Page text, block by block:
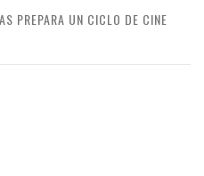
PREPARA UN CICLO DE CINE